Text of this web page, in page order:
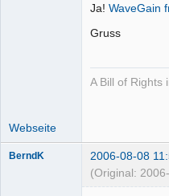
Ja! WaveGain
Gruss
A Bill of Rights
Webseite
BerndK 2006-08-08
(Original: